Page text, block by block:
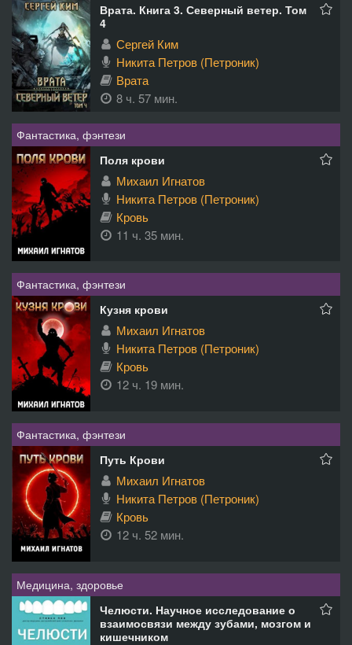
Врата. Книга 3. Северный ветер. Том
4
Сергей Ким
Никита Петров (Петроник)
Врата
8 ч. 57 мин.
Фантастика, фэнтези
Поля крови
Михаил Игнатов
Никита Петров (Петроник)
Кровь
11 ч. 35 мин.
Фантастика, фэнтези
Кузня крови
Михаил Игнатов
Никита Петров (Петроник)
Кровь
12 ч. 19 мин.
Фантастика, фэнтези
Путь Крови
Михаил Игнатов
Никита Петров (Петроник)
Кровь
12 ч. 52 мин.
Медицина, здоровье
Челюсти. Научное исследование о
взаимосвязи между зубами, мозгом и
кишечником